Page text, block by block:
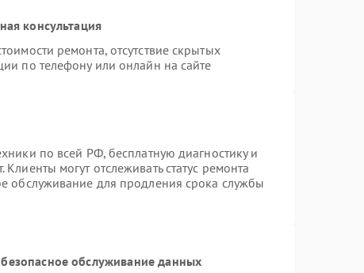
консультация
ремонта, отсутствие скрытых
по телефону или онлайн на сайте
по всей РФ, бесплатную диагностику и
могут отслеживать статус ремонта
обслуживание для продления срока службы
обслуживание данных